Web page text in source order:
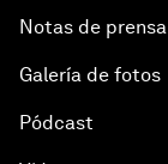
Notas de prensa
Galería de fotos
Pódcast